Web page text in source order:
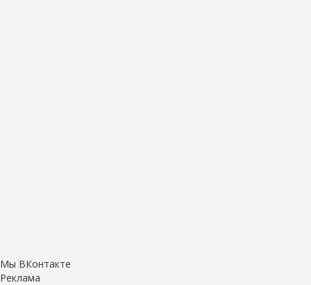
Мы ВКонтакте
Реклама